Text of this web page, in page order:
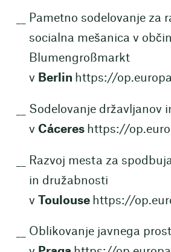
Pametno sodelovanje za
socialna mešanica v
Blumengroßmarkt
v Berlin https://
Sodelovanje državljanov
v Cáceres https://
Razvoj mesta za
in družabnosti
v
Toulouse https://
Oblikovanje javnega